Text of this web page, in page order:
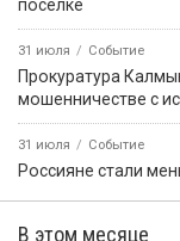
Картина дня
08:12